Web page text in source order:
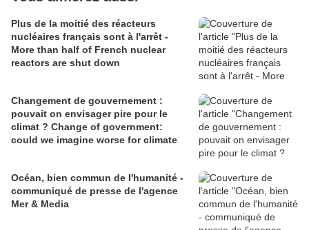
Plus de la moitié des réacteurs
nucléaires français sont à l'arrêt -
More than half of French nuclear
reactors are shut down
Changement de gouvernement :
pouvait on envisager pire pour le
climat ? Change of government:
could we imagine worse for climate
Océan, bien commun de l'humanité -
communiqué de presse de l'agence
Mer & Media